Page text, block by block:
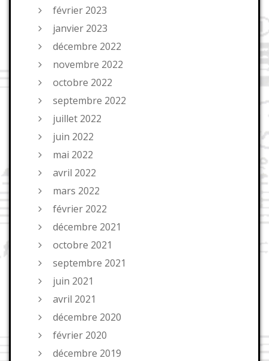
février 2023
janvier 2023
décembre 2022
novembre 2022
octobre 2022
septembre 2022
juillet 2022
juin 2022
mai 2022
avril 2022
mars 2022
février 2022
décembre 2021
octobre 2021
septembre 2021
juin 2021
avril 2021
décembre 2020
février 2020
décembre 2019